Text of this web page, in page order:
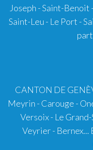
Joseph - Saint-Benoit
Saint-Leu - Le Port -
CANTON DE
Meyrin - Carouge -
Versoix - Le
Veyrier - Bernex...